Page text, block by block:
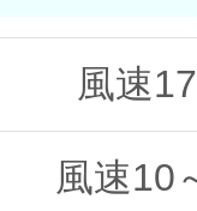
風速
風速10